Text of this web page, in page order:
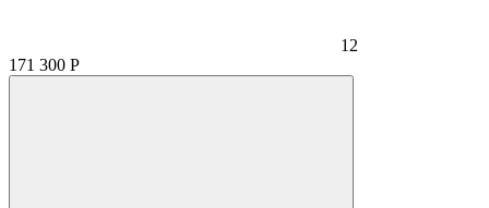
12
171 300 Р